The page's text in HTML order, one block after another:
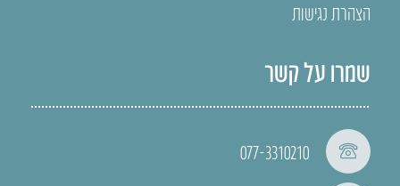
הצהרת נגישות
שמרו על קשר
077-3310210